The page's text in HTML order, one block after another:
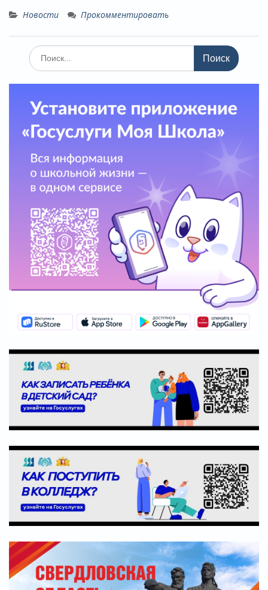
Новости Прокомментировать
Поиск
по: